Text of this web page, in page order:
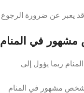
قد يعبر عن ضرورة الرجوع
في المنام
ربما يؤول إلى
شخص مشهور في المنام